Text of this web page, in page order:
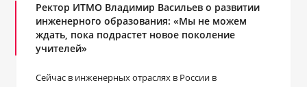
Ректор ИТМО Владимир Васильев о развитии
инженерного образования: «Мы не можем
ждать, пока подрастет новое поколение
учителей»
Сейчас в инженерных отраслях в России в